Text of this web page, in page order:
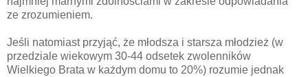
ze zrozumieniem.
Jeśli natomiast przyjąć, że młodsza i starsza młodzież (w
przedziale wiekowym 30-44 odsetek zwolenników
Wielkiego Brata w każdym domu to 20%) rozumie jednak